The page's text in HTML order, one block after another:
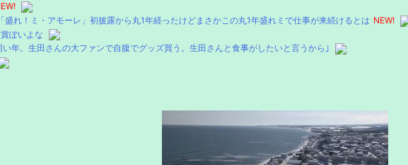
れ！ミ・アモーレ」初披露から丸1年経ったけどまさかこの丸1年盛れミで仕事が来続けるとは NEW!
ぽいよな
年。生田さんの大ファンで自腹でグッズ買う。生田さんと食事がしたいと言うから｣